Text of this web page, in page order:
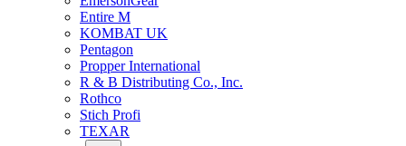
Entire M
KOMBAT UK
Pentagon
Propper International
R & B Distributing Co., Inc.
Rothco
Stich Profi
TEXAR